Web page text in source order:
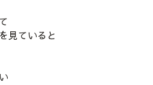
見ていると